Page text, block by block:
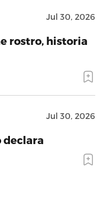
Jul 30, 2026
rostro, historia
Jul 30, 2026
declara